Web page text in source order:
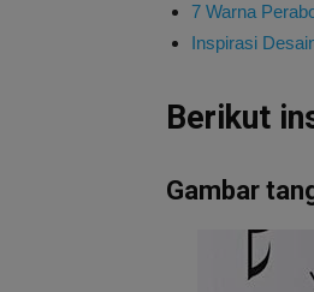
7 Warna
Inspirasi
Berikut
Gambar